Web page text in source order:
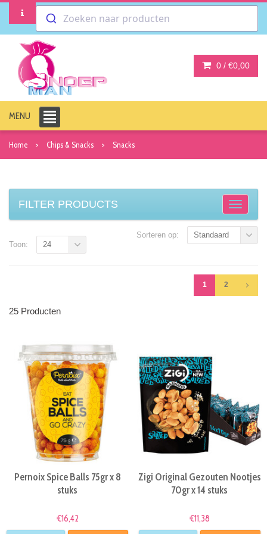
Zoeken naar producten
0 / €0,00
MENU
Home Chips & Snacks Snacks
FILTER PRODUCTS
Sorteren op: Standaard
1 2
Toon: 24
25 Producten
Pernoix Spice Balls 75gr x 8
stuks
€16,42
Zigi Original Gezouten Nootjes
70gr x 14 stuks
€11,38